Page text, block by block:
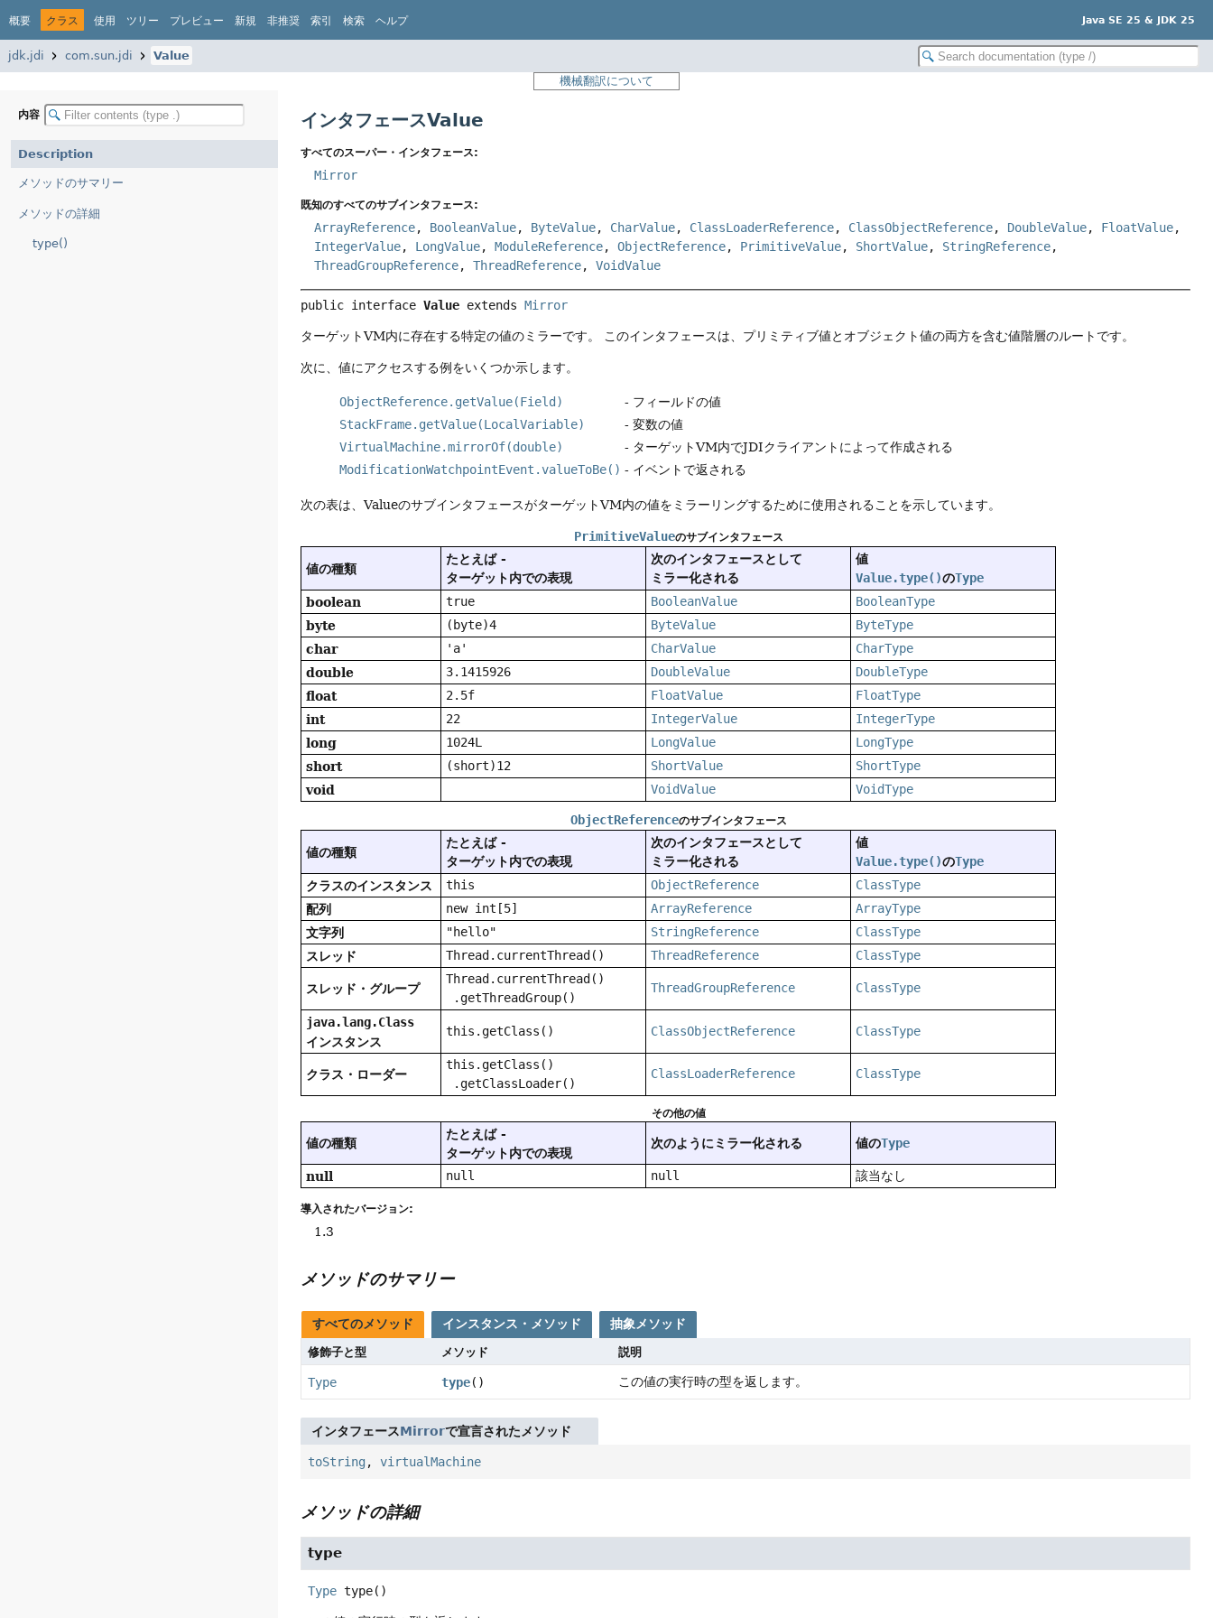
概要 クラス 使用 ツリー プレビュー 新規 非推奨 索引 検索 ヘルプ Java SE 25 & JDK 25
jdk.jdi com.sun.jdi
Value
機械翻訳について
内容
Description
メソッドのサマリー
メソッドの詳細
type()
インタフェースValue
すべてのスーパー・インタフェース:
Mirror
既知のすべてのサブインタフェース:
ArrayReference, BooleanValue, ByteValue, CharValue, ClassLoaderReference, ClassObjectReference, DoubleValue, FloatValue,
IntegerValue, LongValue,ModuleReference,ObjectReference, PrimitiveValue, ShortValue, StringReference,
ThreadGroupReference,ThreadReference,VoidValue
public interface Value extends Mirror
ターゲットVM内に存在する特定の値のミラーです。 このインタフェースは、プリミティブ値とオブジェクト値の両方を含む値階層のルートです。
次に、値にアクセスする例をいくつか示します。
ObjectReference.getValue(Field)
- フィールドの値
StackFrame.getValue(LocalVariable)
- 変数の値
VirtualMachine.mirrorOf(double)
- ターゲットVM内でJDIクライアントによって作成される
ModificationWatchpointEvent.valueToBe() - イベントで返される
次の表は、ValueのサブインタフェースがターゲットVM内の値をミラーリングするために使用されることを示しています。
PrimitiveValueのサブインタフェース
値の種類
たとえば -
ターゲット内での表現
次のインタフェースとして
ミラー化される
値
Value.type()のType
boolean true BooleanValue BooleanType
byte (byte)4 ByteValue ByteType
char 'a' CharValue CharType
double 3.1415926 DoubleValue DoubleType
float 2.5f FloatValue FloatType
int 22 IntegerValue IntegerType
long 1024L LongValue LongType
short (short)12 ShortValue ShortType
void VoidValue VoidType
ObjectReferenceのサブインタフェース
値の種類
たとえば -
ターゲット内での表現
次のインタフェースとして
ミラー化される
値
Value.type()のType
クラスのインスタンス this ObjectReference ClassType
配列 new int[5] ArrayReference ArrayType
文字列 "hello" StringReference ClassType
スレッド Thread.currentThread() ThreadReference ClassType
スレッド・グループ
Thread.currentThread()
.getThreadGroup()
ThreadGroupReference ClassType
java.lang.Class
インスタンス
this.getClass() ClassObjectReference ClassType
クラス・ローダー
this.getClass()
.getClassLoader()
ClassLoaderReference ClassType
その他の値
値の種類
たとえば -
ターゲット内での表現
次のようにミラー化される 値のType
null null null 該当なし
導入されたバージョン:
1.3
メソッドのサマリー
すべてのメソッド インスタンス・メソッド 抽象メソッド
修飾子と型 メソッド 説明
Type type() この値の実行時の型を返します。
インタフェースMirrorで宣言されたメソッド
toString ,virtualMachine
メソッドの詳細
type
Type type()